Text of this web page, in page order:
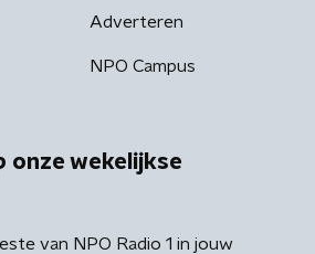
Adverteren
NPO Campus
onze wekelijkse
van NPO Radio 1 in jouw